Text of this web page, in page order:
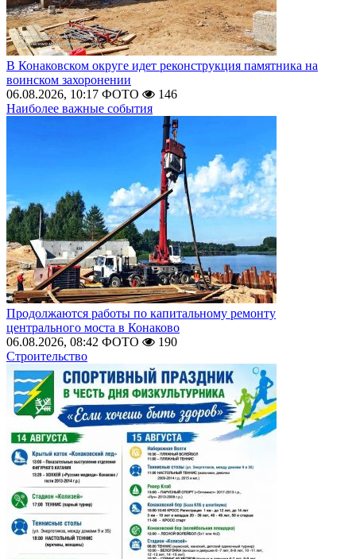
В Конаковском округе идет реконструкция памятника на
воинском захоронении
06.08.2026, 10:17 ФОТО
146
Наиболее важные события
Продолжаются работы по капитальному ремонту
центрального моста в Конаково
06.08.2026, 08:42 ФОТО
190
Строительство